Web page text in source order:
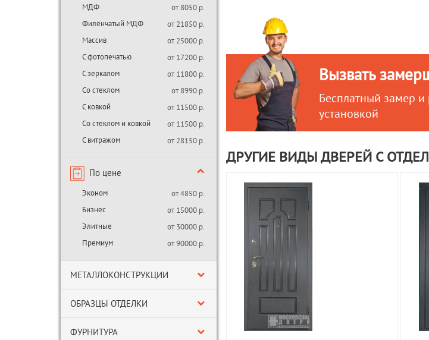
МДФ
от 8050 р.
Филёнчатый МДФ
от 21850 р.
Массив
от 25000 р.
С фотопечатью
от 17200 р.
С зеркалом
от 11800 р.
Со стеклом
от 8990 р.
С ковкой
от 11500 р.
Со стеклом и ковкой
от 11500 р.
С витражом
от 28150 р.
По цене
Эконом
от 4850 р.
Бизнес
от 15000 р.
Элитные
от 30000 р.
Премиум
от 90000 р.
МЕТАЛЛОКОНСТРУКЦИИ
ОБРАЗЦЫ ОТДЕЛКИ
ФУРНИТУРА
Вызвать
Бесплатный замер и
установкой
ДРУГИЕ ВИДЫ ДВЕРЕЙ С